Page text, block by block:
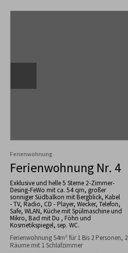
Ferienwohnung
Ferienwohnung Nr. 4
Exklusive und helle 5 Sterne 2-Zimmer-
Desing-FeWo mit ca. 54 qm, großer
sonniger Südbalkon mit Bergblick, Kabel
- TV, Radio, CD - Player, Wecker, Telefon,
Safe, WLAN, Küche mit Spülmaschine und
Mikro, Bad mit Du , Föhn und
Kosmetikspiegel, sep. WC.
Ferienwohnung 54m² für 1 Bis 2 Personen, 2
Räume mit 1 Schlafzimmer